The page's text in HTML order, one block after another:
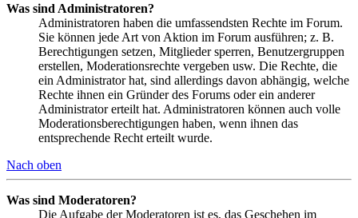
Was sind Administratoren?
Administratoren haben die umfassendsten Rechte im Forum.
Sie können jede Art von Aktion im Forum ausführen; z. B.
Berechtigungen setzen, Mitglieder sperren, Benutzergruppen
erstellen, Moderationsrechte vergeben usw. Die Rechte, die
ein Administrator hat, sind allerdings davon abhängig, welche
Rechte ihnen ein Gründer des Forums oder ein anderer
Administrator erteilt hat. Administratoren können auch volle
Moderationsberechtigungen haben, wenn ihnen das
entsprechende Recht erteilt wurde.
Nach oben
Was sind Moderatoren?
Die Aufgabe der Moderatoren ist es, das Geschehen im